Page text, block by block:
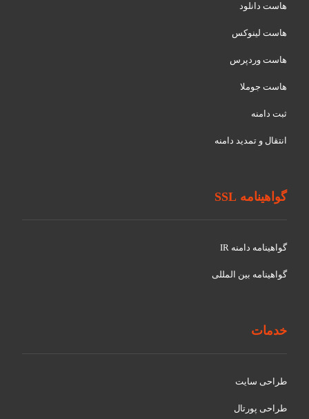
هاست دانلود
هاست لینوکس
هاست وردپرس
هاست جوملا
ثبت دامنه
انتقال و تمدید دامنه
گواهینامه SSL
گواهينامه دامنه IR
گواهينامه بین المللی
خدمات
طراحی سایت
طراحی پورتال